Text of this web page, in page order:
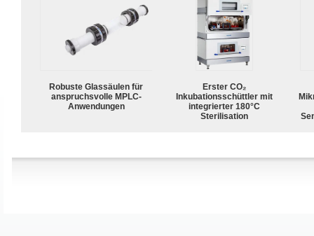
Robuste Glassäulen für
anspruchsvolle MPLC-
Anwendungen
Erster CO₂
Inkubationsschüttler mit
integrierter 180°C
Sterilisation